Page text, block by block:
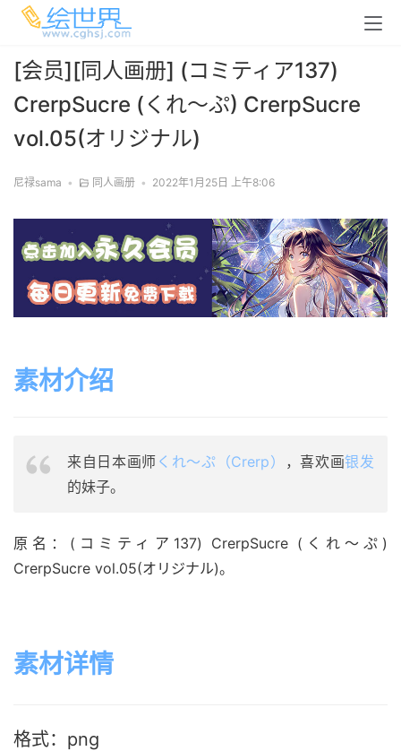
[会员][同人画册] (コミティア137)
CrerpSucre (くれ～ぷ) CrerpSucre
vol.05(オリジナル)
尼禄sama • 同人画册 • 2022年1月25日 上午8:06
素材介绍
来自日本画师 くれ～ぷ（Crerp） ，喜欢画银发
的妹子。
原名：(コミティア137) CrerpSucre (くれ～ぷ)
CrerpSucre vol.05(オリジナル)。
素材详情
格式：png